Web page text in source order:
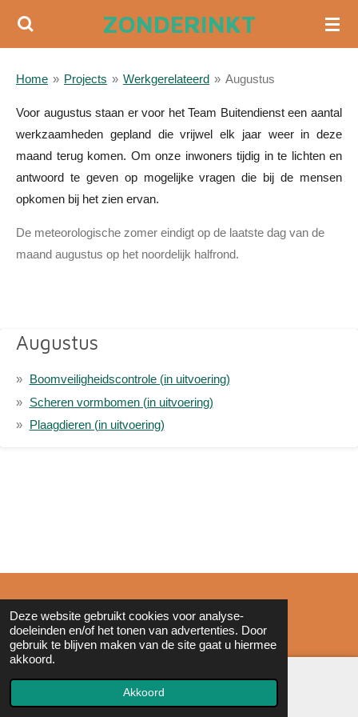
Deze website gebruikt cookies voor analyse-
doeleinden en/of het tonen van advertenties. Door
gebruik te blijven maken van de site gaat u hiermee
akkoord.
Akkoord
Ga
de
ZONDERINKT
Home » Projects » Werkgerelateerd » Augustus
Voor augustus staan er voor het Team Buitendienst een aantal
werkzaamheden gepland die vrijwel elk jaar weer in deze
maand terug komen. Om onze inwoners tijdig in te lichten en
antwoord te geven op mogelijke vragen die bij de mensen
opkomen bij het zien ervan.
De meteorologische zomer eindigt op de laatste dag van de
maand augustus op het noordelijk halfrond.
Augustus
Boomveiligheidscontrole (in uitvoering)
Scheren vormbomen (in uitvoering)
Plaagdieren (in uitvoering)
© 2011 - 2026 Zonderinkt.eu